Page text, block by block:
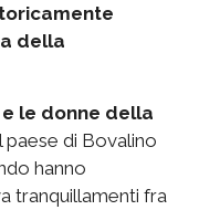
della
le donne della
di Bovalino
hanno
tranquillamenti fra